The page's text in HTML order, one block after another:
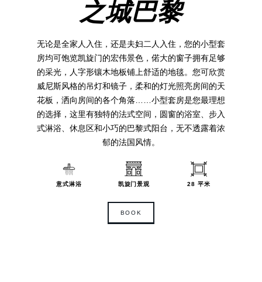
之城巴黎
无论是全家人入住，还是夫妇二人入住，您的小型套
房均可饱览凯旋门的宏伟景色，偌大的窗子拥有足够
的采光，人字形镶木地板铺上舒适的地毯。您可欣赏
威尼斯风格的吊灯和镜子，柔和的灯光照亮房间的天
花板，洒向房间的各个角落……小型套房是您最理想
的选择，这里有独特的法式空间，圆窗的浴室、步入
式淋浴、休息区和小巧的巴黎式阳台，无不透露着浓
郁的法国风情。
BOOK
中国
Español
服务
Gift cards
图片库
家庭
联系方式